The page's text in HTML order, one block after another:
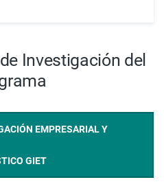
Investigación del
EMPRESARIAL Y
GIET